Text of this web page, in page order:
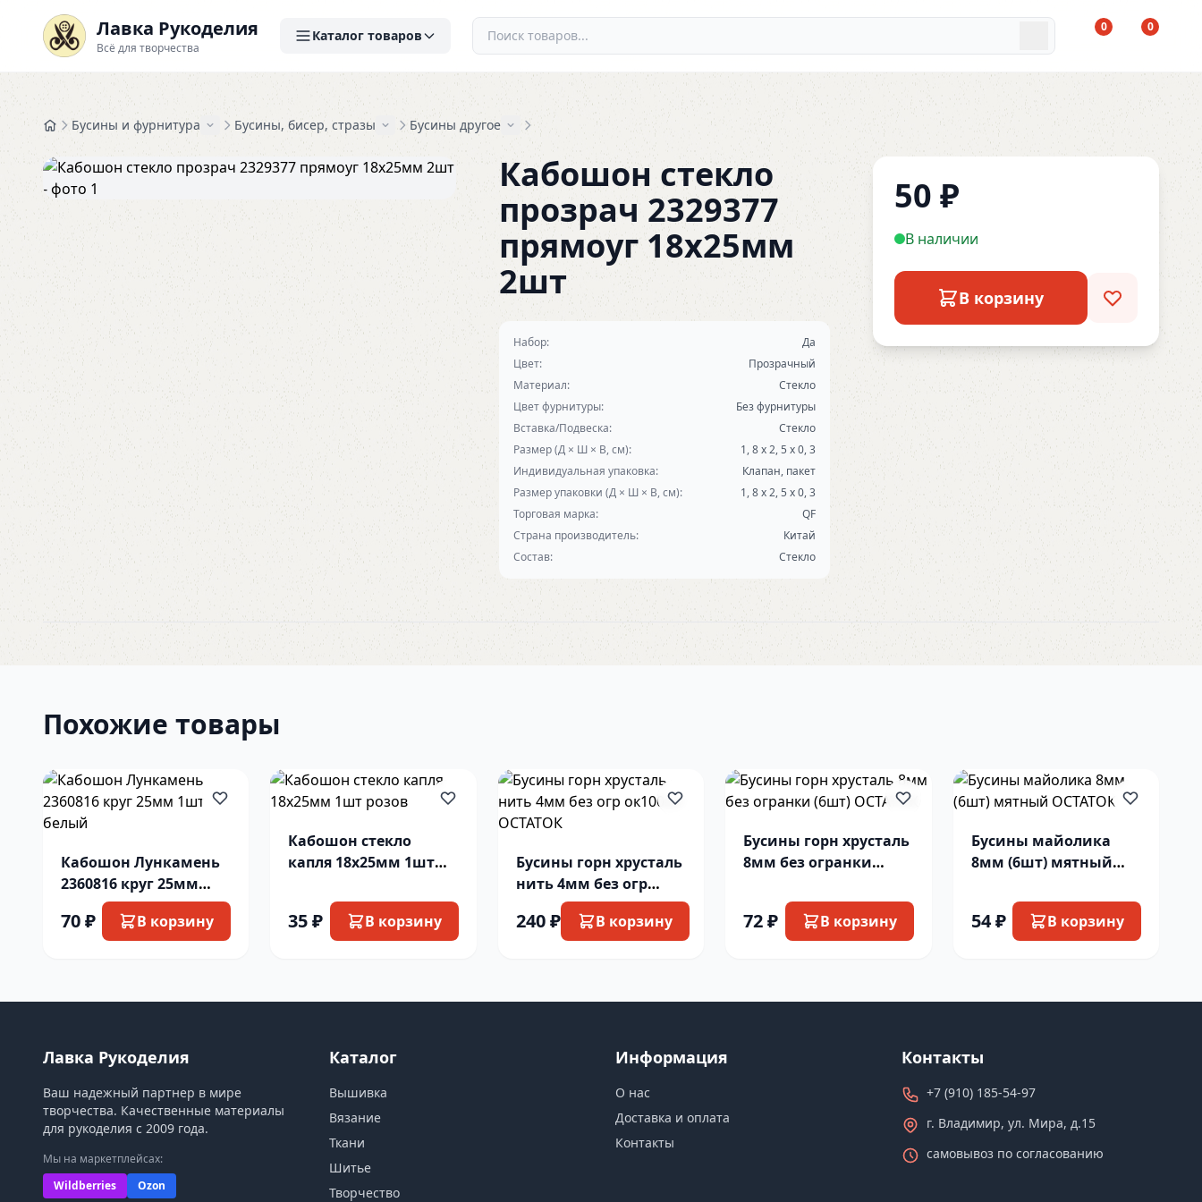
Лавка Рукоделия
Всё для творчества
Каталог товаров
0 0
Бусины и фурнитура Бусины, бисер, стразы Бусины другое
Кабошон стекло
прозрач 2329377
прямоуг 18х25мм
2шт
Набор:
Да
Цвет:
Прозрачный
Материал:
Стекло
Цвет фурнитуры:
Без фурнитуры
Вставка/Подвеска:
Стекло
Размер (Д × Ш × В, см):
1, 8 х 2, 5 х 0, 3
Индивидуальная упаковка:
Клапан, пакет
Размер упаковки (Д × Ш × В, см):
1, 8 х 2, 5 х 0, 3
Торговая марка:
QF
Страна производитель:
Китай
Состав:
Стекло
50 ₽
В наличии
В корзину
Похожие товары
Кабошон Лункамень
2360816 круг 25мм
1шт белый
70 ₽ В корзину
Кабошон стекло
капля 18х25мм 1шт
35 ₽ В корзину
Бусины горн хрусталь
нить 4мм без огр
ок100шт ОСТАТОК
240 ₽ В корзину
Бусины горн хрусталь
8мм без огранки
72 ₽ В корзину
Бусины майолика
8мм (6шт) мятный
54 ₽ В корзину
Лавка Рукоделия
Ваш надежный партнер в мире
творчества. Качественные материалы
для рукоделия с 2009 года.
Мы на маркетплейсах:
Wildberries
Ozon
Каталог
Вышивка
Вязание
Ткани
Шитье
Творчество
Информация
О нас
Доставка и оплата
Контакты
Контакты
+7 (910) 185-54-97
г. Владимир, ул. Мира, д.15
самовывоз по согласованию